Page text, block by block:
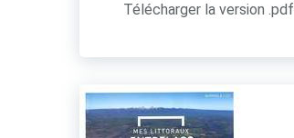
Télécharger la version .pdf